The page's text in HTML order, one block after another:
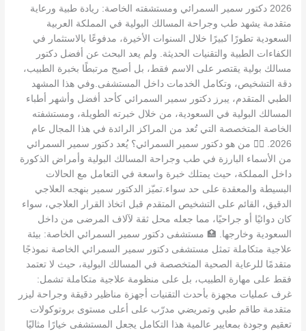
2026 دكتور سمير السمرائي ومستشفته الخاصة: ريادة طبية ورعاية
متقدمة يشهد طب وجراحة المسالك البولية في المملكة العربية
السعودية تطورًا كبيرًا خلال السنوات الأخيرة، مدفوعًا بالاستثمار في
الكفاءات الطبية والتقنيات الحديثة. ولم يعد البحث عن أفضل دكتور
مسالك بولية يقتصر على الاسم فقط، بل أصبح مرتبطًا بخبرة الطبيب،
دقة التشخيص، وتكامل الخدمات داخل المستشفى.وفي هذا المشهد
الطبي المتقدم، يبرز دكتور سمير السمرائي كأحد أفضل وأشهر أطباء
المسالك البولية في السعودية، من خلال خبرته الطويلة، ومستشفته
الخاصة المتخصصة التي تُعد من المراكز الرائدة في هذا المجال عام
2026. 👨‍⚕️ من هو دكتور سمير السمرائي؟ يُعد دكتور سمير السمرائي
من الأسماء البارزة في طب وجراحة المسالك البولية وأمراض الذكورة
داخل المملكة، حيث يمتلك خبرة واسعة في التعامل مع الحالات
البسيطة والمعقدة على حد سواء.تميّز الدكتور سمير بنهجه العلاجي
الدقيق، القائم على التشخيص المتقدم قبل اتخاذ القرار العلاجي، سواء
كان دوائيًا أو جراحيًا، مما جعله محل ثقة لآلاف المرضى من داخل
السعودية وخارجها. 🏥 مستشفى دكتور سمير السمرائي الخاصة: بيئة
علاجية متكاملة تمثل مستشفى دكتور سمير السمرائي الخاصة نموذجًا
متقدمًا للرعاية الصحية المتخصصة في المسالك البولية، حيث لا تعتمد
فقط على مهارة الطبيب، بل على منظومة علاجية متكاملة تشمل:
غرف عمليات مجهزة بأحدث التقنيات أجهزة مناظير دقيقة وجراحة ليزر
متقدمة طاقم طبي وتمريضي مدرّب على أعلى مستوى بروتوكولات
تعقيم وجودة بمعايير عالمية هذا التكامل يجعل المستشفى خيارًا مثاليًا